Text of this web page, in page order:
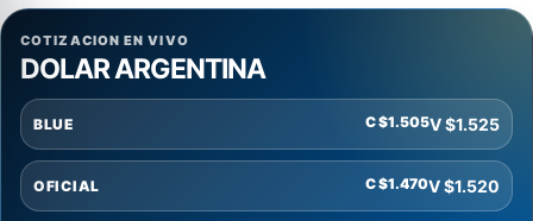
COTIZACION EN VIVO
DOLAR ARGENTINA
BLUE C $1.505V $1.525
OFICIAL C $1.470V $1.520